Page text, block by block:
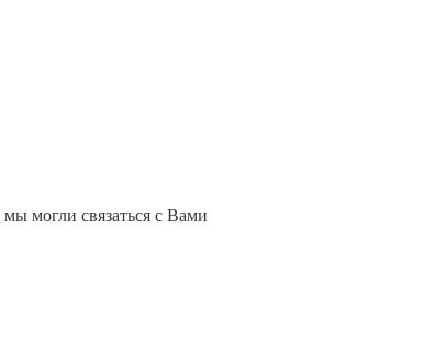
могли связаться с Вами